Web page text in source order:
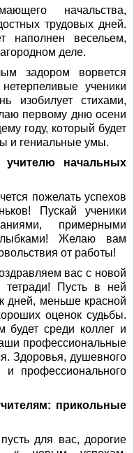
начальства,
трудовых дней.
наполнен весельем,
деле.
задором ворвется
ученики
изобилует стихами,
первому дню осени
году, который будет
и гениальные умы.
учителю начальных
пожелать успехов
Пускай ученики
примерными
Желаю вам
от работы!
вас с новой
Пусть в ней
дней, меньше красной
оценок судьбы.
среди коллег и
профессиональные
Здоровья, душевного
и профессионального
прикольные
для вас, дорогие